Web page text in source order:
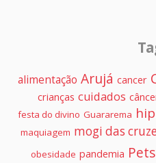
alimentação Arujá cancer
crianças cuidados
festa do divino Guararema
maquiagem mogi das
obesidade pandemia Pets